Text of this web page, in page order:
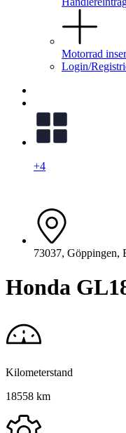
Motorrad
Login/
+4
73037, Göppingen,
Honda
Kilometerstand
18558 km